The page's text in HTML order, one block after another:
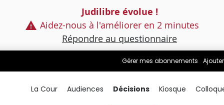
Judilibre évolue !
Aidez-nous à l'améliorer en 2 minutes
Répondre au questionnaire
Gérer mes abonnements
La Cour Audiences Décisions Kiosque